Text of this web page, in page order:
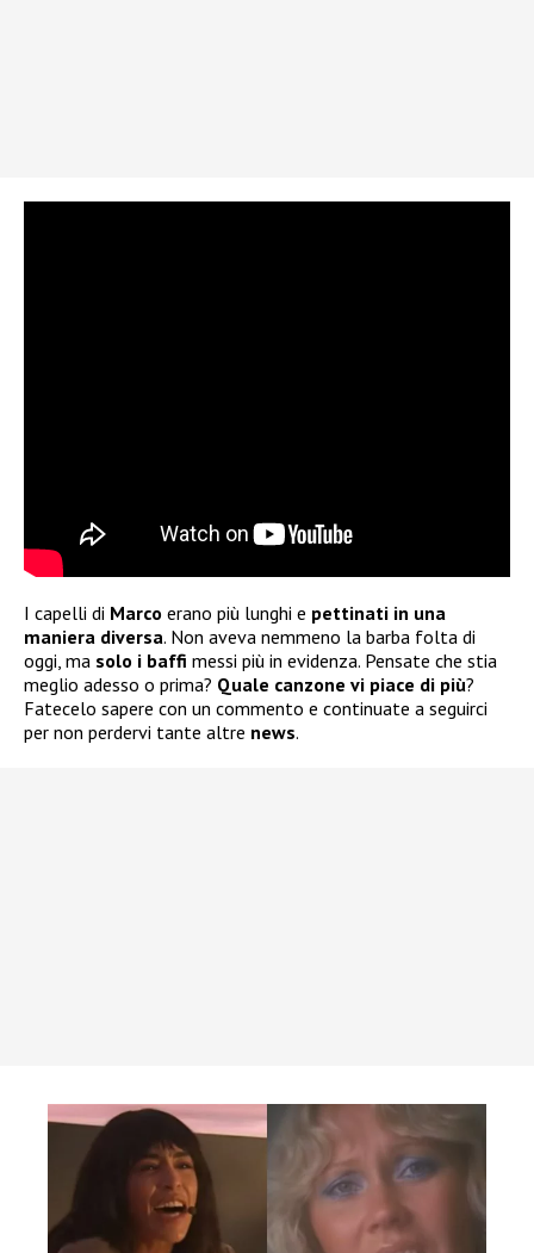
I capelli di Marco erano più lunghi e pettinati in una
maniera diversa. Non aveva nemmeno la barba folta di
oggi, ma solo i baffi messi più in evidenza. Pensate che stia
meglio adesso o prima? Quale canzone vi piace di più?
Fatecelo sapere con un commento e continuate a seguirci
per non perdervi tante altre news.